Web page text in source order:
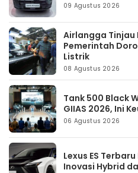
09 Agustus 2026
Airlangga Tinjau
Pemerintah
Listrik
08 Agustus 2026
Tank 500 Black
GIIAS 2026, Ini
06 Agustus 2026
Lexus ES
Inovasi Hybrid